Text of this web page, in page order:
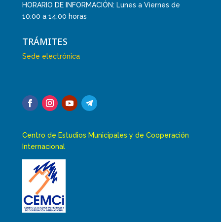
HORARIO DE INFORMACIÓN: Lunes a Viernes de
10:00 a 14:00 horas
TRÁMITES
Sede electrónica
Centro de Estudios Municipales y de Cooperación
Internacional